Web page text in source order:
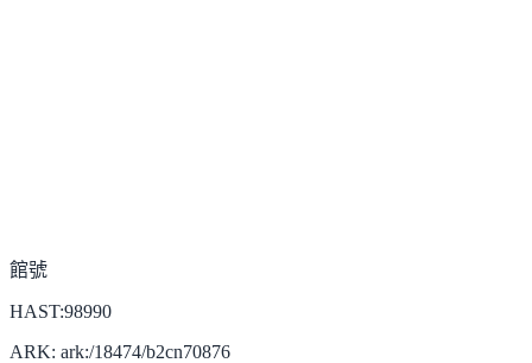
館號
HAST:98990
ARK: ark:/18474/b2cn70876